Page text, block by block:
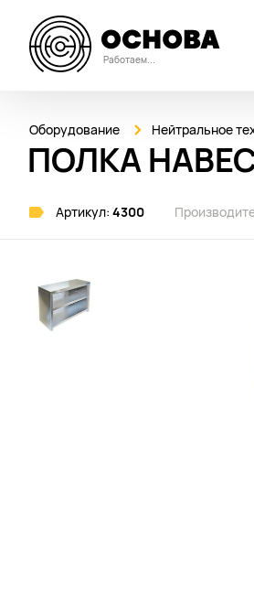
Работаем...
Оборудование Нейтральное
ПОЛКА
Артикул: 4300